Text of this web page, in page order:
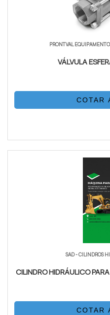
PRONTVAL
VÁLVULA
COTAR
SAD - CILINDROS
CILINDRO HIDRÁULICO
COTAR